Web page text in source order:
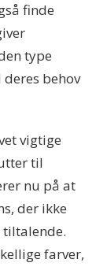
finde
type
behov
vigtige
til
nu på at
der ikke
tiltalende.
farver,